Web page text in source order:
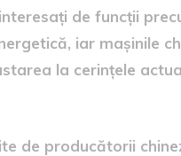
de funcții
iar mașinile
la cerințele
de producătorii